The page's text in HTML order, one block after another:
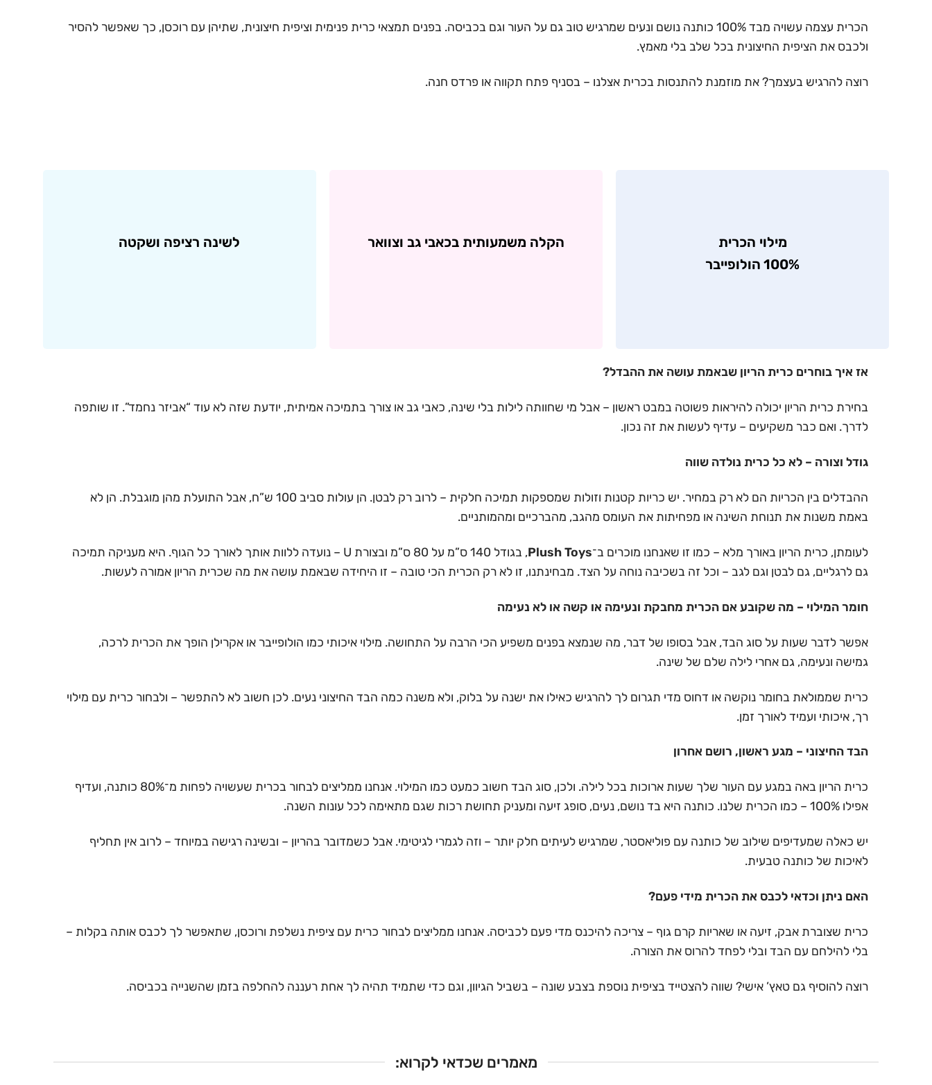
הכרית עצמה עשויה מבד 100% כותנה נושם ונעים שמרגיש טוב גם על העור וגם בכביסה. בפנים תמצאי כרית פנימית וציפית חיצונית, שתיהן עם רוכסן, כך שאפשר להסיר
ולכבס את הציפית החיצונית בכל שלב בלי מאמץ.
רוצה להרגיש בעצמך? את מוזמנת להתנסות בכרית אצלנו – בסניף פתח תקווה או פרדס חנה.
מילוי הכרית
100% הולופייבר
הקלה משמעותית בכאבי גב וצוואר לשינה רציפה ושקטה
אז איך בוחרים כרית הריון שבאמת עושה את ההבדל?
בחירת כרית הריון יכולה להיראות פשוטה במבט ראשון – אבל מי שחוותה לילות בלי שינה, כאבי גב או צורך בתמיכה אמיתית, יודעת שזה לא עוד “אביזר נחמד”. זו שותפה
לדרך. ואם כבר משקיעים – עדיף לעשות את זה נכון.
גודל וצורה – לא כל כרית נולדה שווה
ההבדלים בין הכריות הם לא רק במחיר. יש כריות קטנות וזולות שמספקות תמיכה חלקית – לרוב רק לבטן. הן עולות סביב 100 ש”ח, אבל התועלת מהן מוגבלת. הן לא
באמת משנות את תנוחת השינה או מפחיתות את העומס מהגב, מהברכיים ומהמותניים.
לעומתן, כרית הריון באורך מלא – כמו זו שאנחנו מוכרים ב־Plush Toys
, בגודל 140 ס”מ על 80 ס”מ ובצורת U – נועדה ללוות אותך לאורך כל הגוף. היא מעניקה תמיכה
גם לרגליים, גם לבטן וגם לגב – וכל זה בשכיבה נוחה על הצד. מבחינתנו, זו לא רק הכרית הכי טובה – זו היחידה שבאמת עושה את מה שכרית הריון אמורה לעשות.
חומר המילוי – מה שקובע אם הכרית מחבקת ונעימה או קשה או לא נעימה
אפשר לדבר שעות על סוג הבד, אבל בסופו של דבר, מה שנמצא בפנים משפיע הכי הרבה על התחושה. מילוי איכותי כמו הולופייבר או אקרילן הופך את הכרית לרכה,
גמישה ונעימה, גם אחרי לילה שלם של שינה.
כרית שממולאת בחומר נוקשה או דחוס מדי תגרום לך להרגיש כאילו את ישנה על בלוק, ולא משנה כמה הבד החיצוני נעים. לכן חשוב לא להתפשר – ולבחור כרית עם מילוי
רך, איכותי ועמיד לאורך זמן.
הבד החיצוני – מגע ראשון, רושם אחרון
כרית הריון באה במגע עם העור שלך שעות ארוכות בכל לילה. ולכן, סוג הבד חשוב כמעט כמו המילוי. אנחנו ממליצים לבחור בכרית שעשויה לפחות מ־80% כותנה, ועדיף
אפילו 100% – כמו הכרית שלנו. כותנה היא בד נושם, נעים, סופג זיעה ומעניק תחושת רכות שגם מתאימה לכל עונות השנה.
יש כאלה שמעדיפים שילוב של כותנה עם פוליאסטר, שמרגיש לעיתים חלק יותר – וזה לגמרי לגיטימי. אבל כשמדובר בהריון – ובשינה רגישה במיוחד – לרוב אין תחליף
לאיכות של כותנה טבעית.
האם ניתן וכדאי לכבס את הכרית מידי פעם?
כרית שצוברת אבק, זיעה או שאריות קרם גוף – צריכה להיכנס מדי פעם לכביסה. אנחנו ממליצים לבחור כרית עם ציפית נשלפת ורוכסן, שתאפשר לך לכבס אותה בקלות –
בלי להילחם עם הבד ובלי לפחד להרוס את הצורה.
רוצה להוסיף גם טאץ’ אישי? שווה להצטייד בציפית נוספת בצבע שונה – בשביל הגיוון, וגם כדי שתמיד תהיה לך אחת רעננה להחלפה בזמן שהשנייה בכביסה.
מאמרים שכדאי לקרוא: